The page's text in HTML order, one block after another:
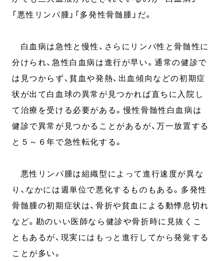
「悪性リンパ腫」「多発性骨髄腫」だ。
白血病は急性と慢性、さらにリンパ性と骨髄性に
分けられ、急性白血病は進行が早い。通常の健診で
は見つからず、貧血や発熱、出血傾向などの初期症
状が出て白血球の異常が見つかれば直ちに入院し
て治療を受ける必要がある。慢性骨髄性白血病は
健診で異常が見つかることがあるが、万一放置する
と５～６年で急性転化する。
悪性リンパ腫は組織型によって進行速度が異な
り、なかには週単位で悪化するものもある。多発性
骨髄腫の初期症状は、骨折や貧血による動悸息切れ
など。勘のいい医師なら健診や骨折時に見抜くこ
ともあるが、現実にはもっと進行してから発覚する
ことが多い。